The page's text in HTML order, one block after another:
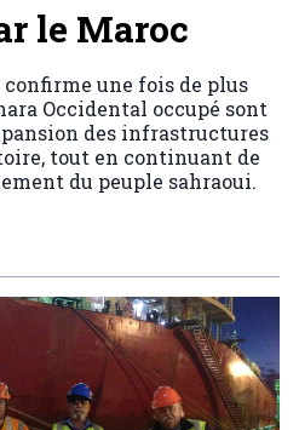
le Maroc
une fois de plus
Occidental occupé sont
des infrastructures
tout en continuant de
du peuple sahraoui.